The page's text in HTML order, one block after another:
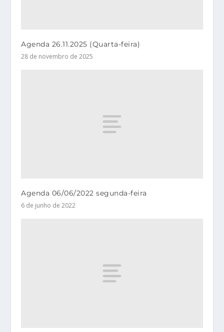
Agenda 26.11.2025 (Quarta-feira)
28 de novembro de 2025
Agenda 06/06/2022 segunda-feira
6 de junho de 2022